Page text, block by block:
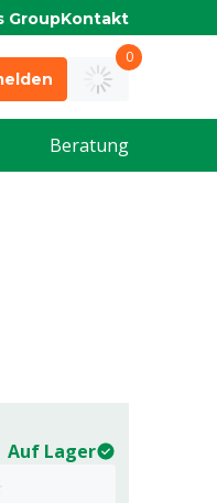
GroupKontakt
0
Beratung
Auf Lager